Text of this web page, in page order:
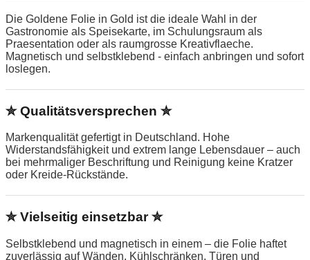
Die Goldene Folie in Gold ist die ideale Wahl in der
Gastronomie als Speisekarte, im Schulungsraum als
Praesentation oder als raumgrosse Kreativflaeche.
Magnetisch und selbstklebend - einfach anbringen und sofort
loslegen.
✮ Qualitätsversprechen ✮
Markenqualität gefertigt in Deutschland. Hohe
Widerstandsfähigkeit und extrem lange Lebensdauer – auch
bei mehrmaliger Beschriftung und Reinigung keine Kratzer
oder Kreide-Rückstände.
✮ Vielseitig einsetzbar ✮
Selbstklebend und magnetisch in einem – die Folie haftet
zuverlässig auf Wänden, Kühlschränken, Türen und